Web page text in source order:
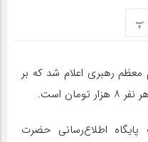
پ
معظم رهبری اعلام شد که بر
است.
اطلاع‌رسانی حضرت